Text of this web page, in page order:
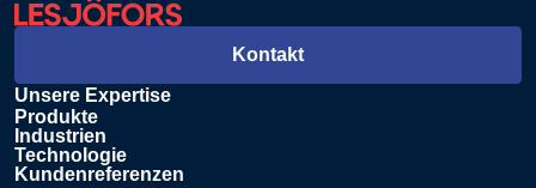
Unsere Expertise
Produkte
Industrien
Technologie
Kundenreferenzen
Kontakt